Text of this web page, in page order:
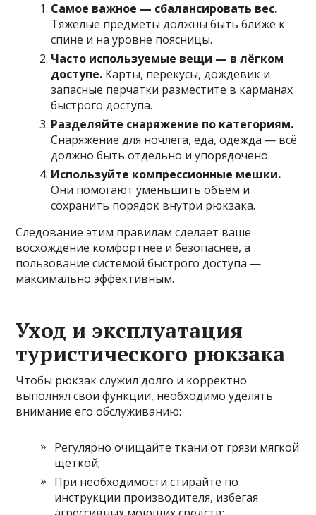
Самое важное — сбалансировать вес.
Тяжёлые предметы должны быть ближе к
спине и на уровне поясницы.
Часто используемые вещи — в лёгком
доступе. Карты, перекусы, дождевик и
запасные перчатки разместите в карманах
быстрого доступа.
Разделяйте снаряжение по категориям.
Снаряжение для ночлега, еда, одежда — всё
должно быть отдельно и упорядочено.
Используйте компрессионные мешки.
Они помогают уменьшить объём и
сохранить порядок внутри рюкзака.
Следование этим правилам сделает ваше
восхождение комфортнее и безопаснее, а
пользование системой быстрого доступа —
максимально эффективным.
Уход и эксплуатация
туристического рюкзака
Чтобы рюкзак служил долго и корректно
выполнял свои функции, необходимо уделять
внимание его обслуживанию:
Регулярно очищайте ткани от грязи мягкой
щёткой;
При необходимости стирайте по
инструкции производителя, избегая